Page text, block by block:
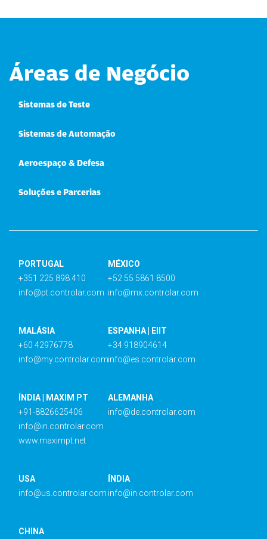
Áreas de Negócio
Sistemas de Teste
Sistemas de Automação
Aeroespaço & Defesa
Soluções e Parcerias
PORTUGAL
+351 225 898 410
info@pt.controlar.com
MÉXICO
+52 55 5861 8500
info@mx.controlar.com
MALÁSIA
+60 42976778
info@my.controlar.com
ESPANHA | EIIT
+34 918904614
info@es.controlar.com
ÍNDIA | MAXIM PT
+91-8826625406
info@in.controlar.com
www.maximpt.net
ALEMANHA
info@de.controlar.com
USA
info@us.controlar.com
ÍNDIA
info@in.controlar.com
CHINA